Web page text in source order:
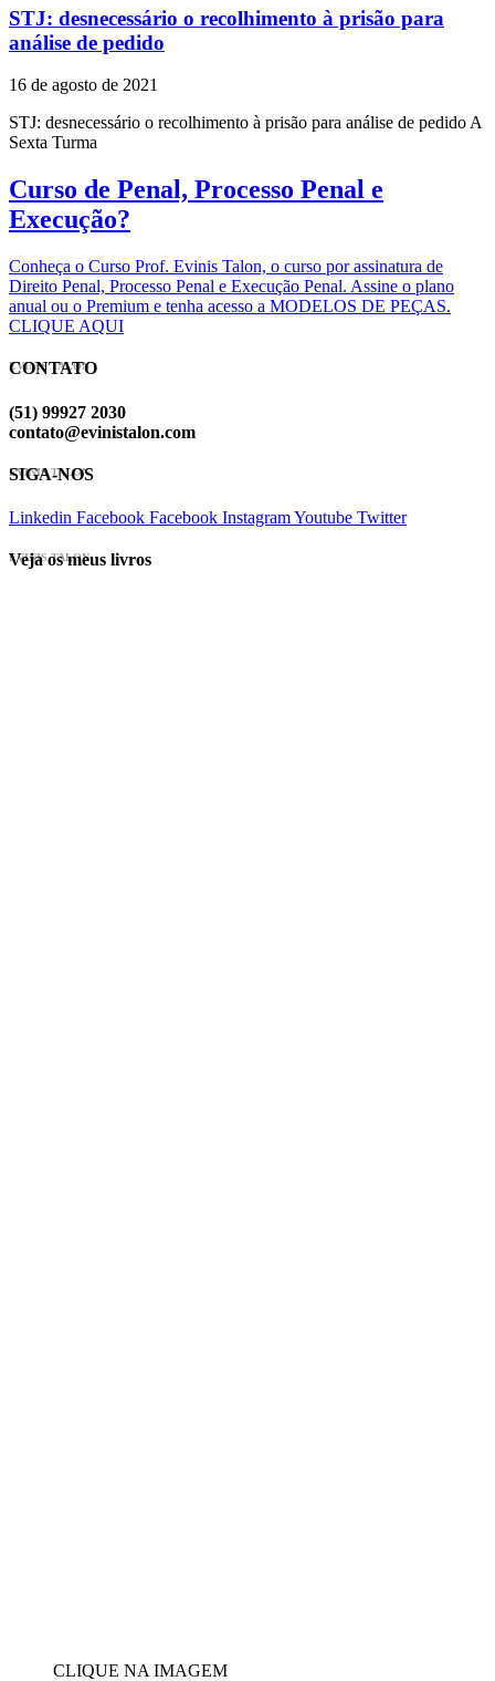
STJ: desnecessário o recolhimento à prisão para
análise de pedido
16 de agosto de 2021
STJ: desnecessário o recolhimento à prisão para análise de pedido A
Sexta Turma
Curso de Penal, Processo Penal e
Execução?
Conheça o Curso Prof. Evinis Talon, o curso por assinatura de
Direito Penal, Processo Penal e Execução Penal. Assine o plano
anual ou o Premium e tenha acesso a MODELOS DE PEÇAS.
CLIQUE AQUI
EVINIS TALON
CONTATO
(51) 99927 2030
contato@evinistalon.com
EVINIS TALON
SIGA-NOS
Linkedin Facebook Facebook InstagramYoutube Twitter
EVINIS TALON
Veja os meus livros
CLIQUE NA IMAGEM